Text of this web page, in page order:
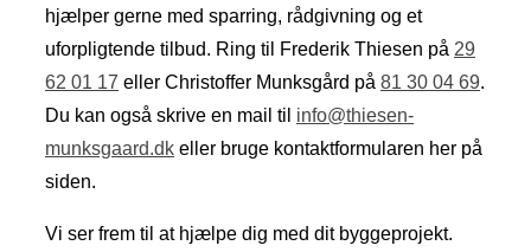
hjælper gerne med sparring, rådgivning og et
uforpligtende tilbud. Ring til Frederik Thiesen på 29
62 01 17 eller Christoffer Munksgård på 81 30 04 69.
Du kan også skrive en mail til info@thiesen-
munksgaard.dk eller bruge kontaktformularen her på
siden.
Vi ser frem til at hjælpe dig med dit byggeprojekt.